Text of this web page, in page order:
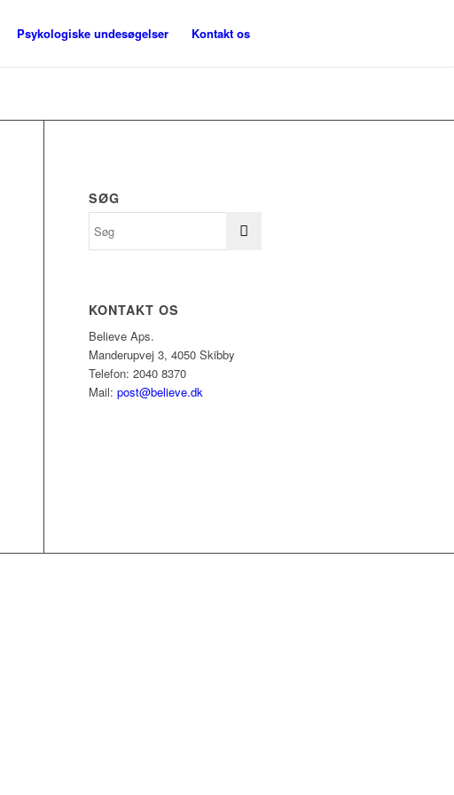
Psykologiske undesøgelser Kontakt os
SØG
KONTAKT OS
Believe Aps.
Manderupvej 3, 4050 Skibby
Telefon: 2040 8370
Mail:post@believe.dk